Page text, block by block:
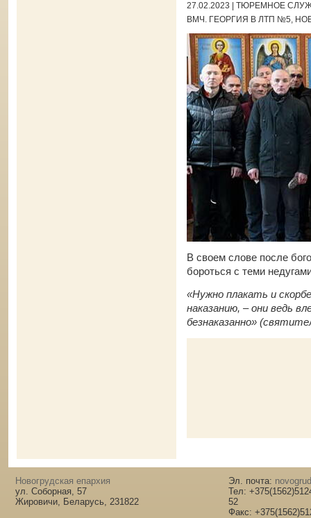
27.02.2023 | ТЮРЕМНОЕ
ВМЧ. ГЕОРГИЯ В ЛТП №5,
В своем слове после
бороться с теми
«Нужно плакать и
наказанию, – они ведь
безнаказанно»
Новогрудская епархия
ул. Соборная, 57
Жировичи, Беларусь, 231822
Эл. почта:
Тел:
52
Факс: